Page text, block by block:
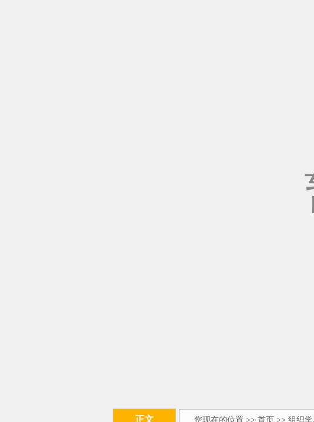
正文 您现在的位置 >> 首页 >> 组织学